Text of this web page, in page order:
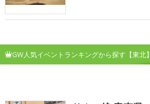
GW人気イベントランキングから探す【東北】